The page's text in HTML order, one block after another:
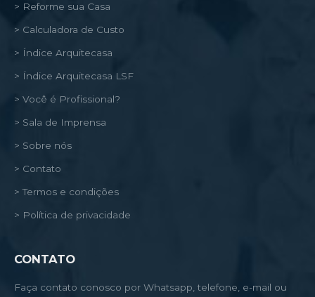
> Reforme sua Casa
> Calculadora de Custo
> Índice Arquitecasa
> Índice Arquitecasa LSF
> Você é Profissional?
> Sala de Imprensa
> Sobre nós
> Contato
> Termos e condições
> Política de privacidade
CONTATO
Faça contato conosco por Whatsapp, telefone, e-mail ou